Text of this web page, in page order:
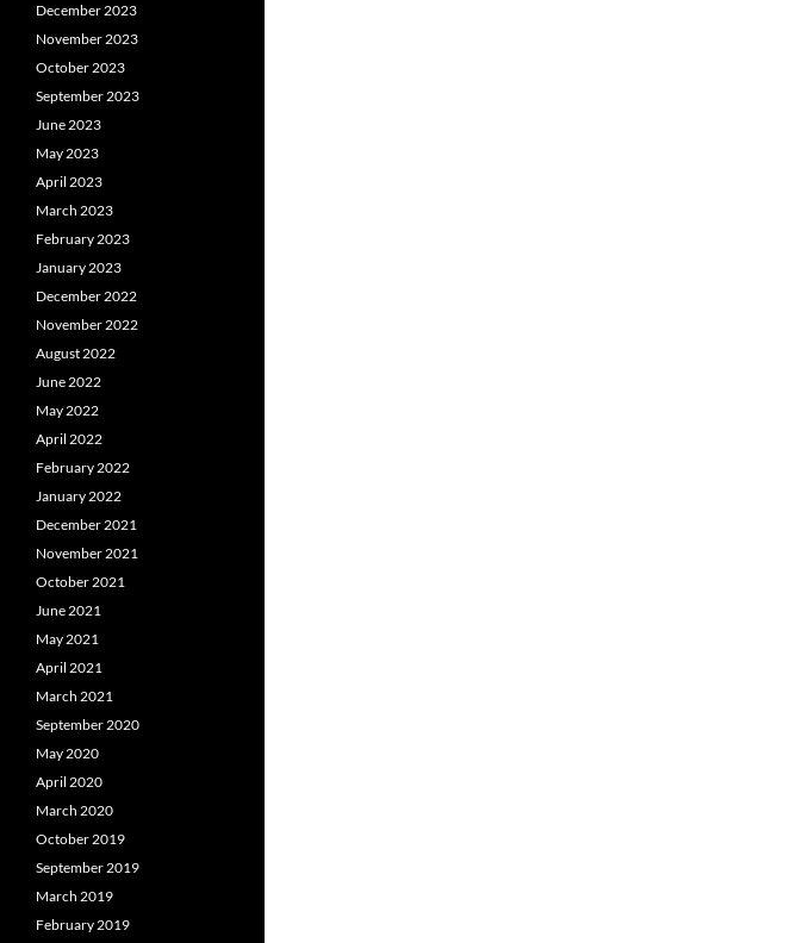
December 2023
November 2023
October 2023
September 2023
June 2023
May 2023
April 2023
March 2023
February 2023
January 2023
December 2022
November 2022
August 2022
June 2022
May 2022
April 2022
February 2022
January 2022
December 2021
November 2021
October 2021
June 2021
May 2021
April 2021
March 2021
September 2020
May 2020
April 2020
March 2020
October 2019
September 2019
March 2019
February 2019